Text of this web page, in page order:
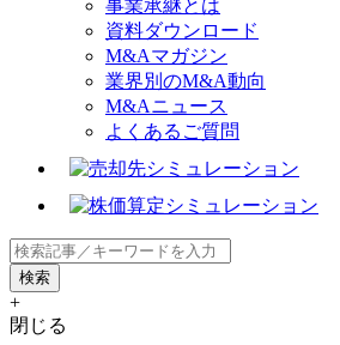
事業承継とは
資料ダウンロード
M&Aマガジン
業界別のM&A動向
M&Aニュース
よくあるご質問
+
閉じる